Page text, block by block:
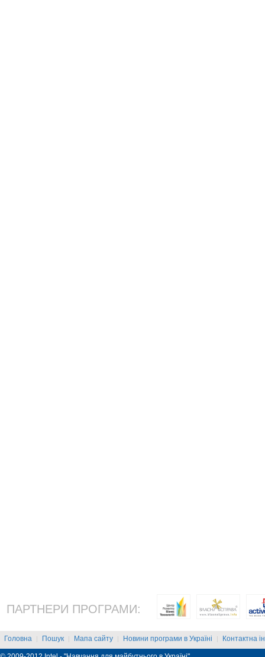
ПАРТНЕРИ ПРОГРАМИ:
Головна | Пошук | Мапа сайту | Новини програми в Україні | Контактна